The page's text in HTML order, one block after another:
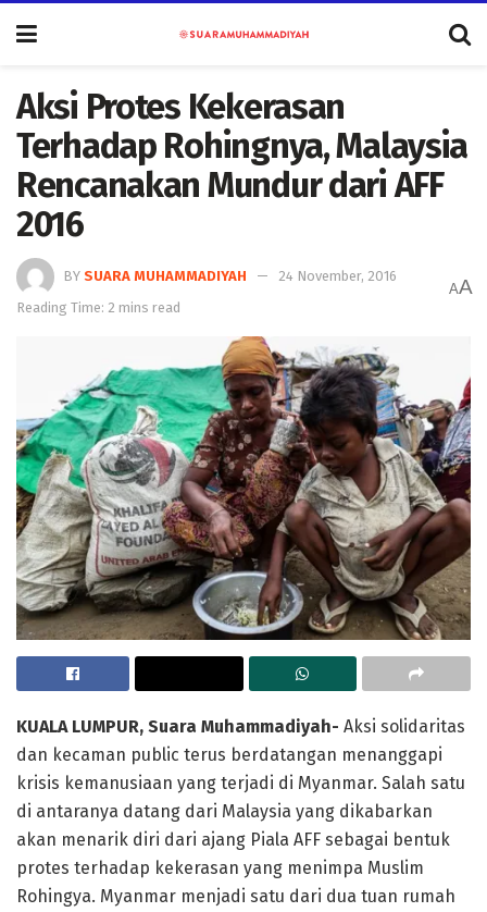
Aksi Protes Kekerasan
Terhadap Rohingnya, Malaysia
Rencanakan Mundur dari AFF
2016
BY SUARA MUHAMMADIYAH
24 November, 2016
Reading Time: 2 mins read
AA
KUALA LUMPUR, Suara Muhammadiyah- Aksi solidaritas
dan kecaman public terus berdatangan menanggapi
krisis kemanusiaan yang terjadi di Myanmar. Salah satu
di antaranya datang dari Malaysia yang dikabarkan
akan menarik diri dari ajang Piala AFF sebagai bentuk
protes terhadap kekerasan yang menimpa Muslim
Rohingya. Myanmar menjadi satu dari dua tuan rumah